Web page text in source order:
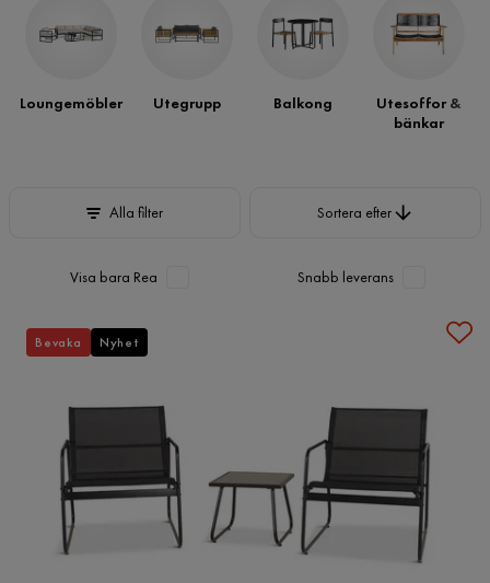
erbjuda något för alla. Oavsett om du letar efter en liten
cafégrupp
till balkongen eller en större loungegrupp till altanen
så har vi de utemöbler du söker.
Loungemöbler Utegrupp Balkong
Utesoffor &
bänkar
Alla filter Sortera efter
Visa bara Rea Snabb leverans
Bevaka Nyhet